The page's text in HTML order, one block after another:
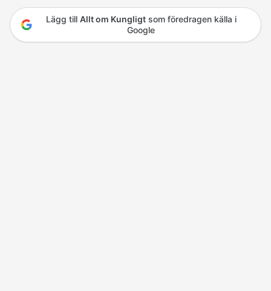
Lägg till Allt om Kungligtsom föredragen källa i
Google